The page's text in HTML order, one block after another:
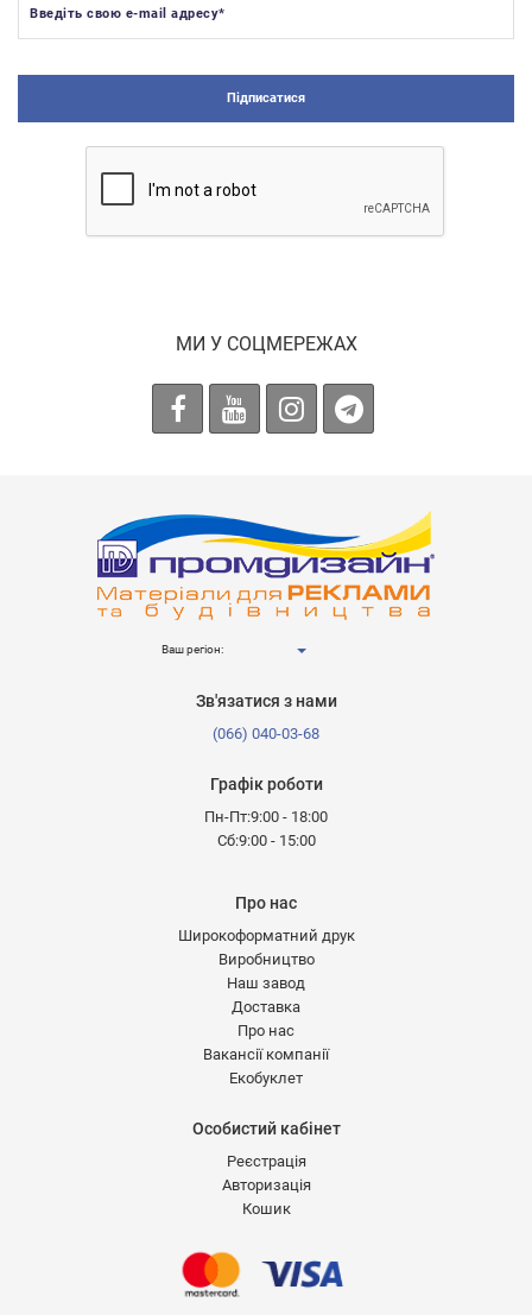
Введіть свою e-mail адресу*
Підписатися
МИ У СОЦМЕРЕЖАХ
Ваш регіон:
Зв'язатися з нами
(066) 040-03-68
Графік роботи
Пн-Пт:9:00 - 18:00
Сб:9:00 - 15:00
Про нас
Широкоформатний друк
Виробництво
Наш завод
Доставка
Про нас
Вакансії компанії
Екобуклет
Особистий кабінет
Реєстрація
Авторизація
Кошик